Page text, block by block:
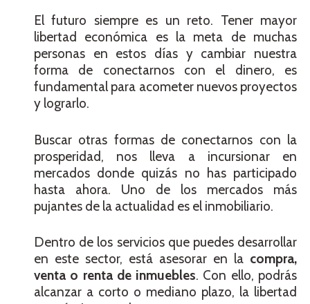
El futuro siempre es un reto. Tener mayor
libertad económica es la meta de muchas
personas en estos días y cambiar nuestra
forma de conectarnos con el dinero, es
fundamental para acometer nuevos proyectos
y lograrlo.
Buscar otras formas de conectarnos con la
prosperidad, nos lleva a incursionar en
mercados donde quizás no has participado
hasta ahora. Uno de los mercados más
pujantes de la actualidad es el inmobiliario.
Dentro de los servicios que puedes desarrollar
en este sector, está asesorar en la compra,
venta o renta de inmuebles. Con ello, podrás
alcanzar a corto o mediano plazo, la libertad